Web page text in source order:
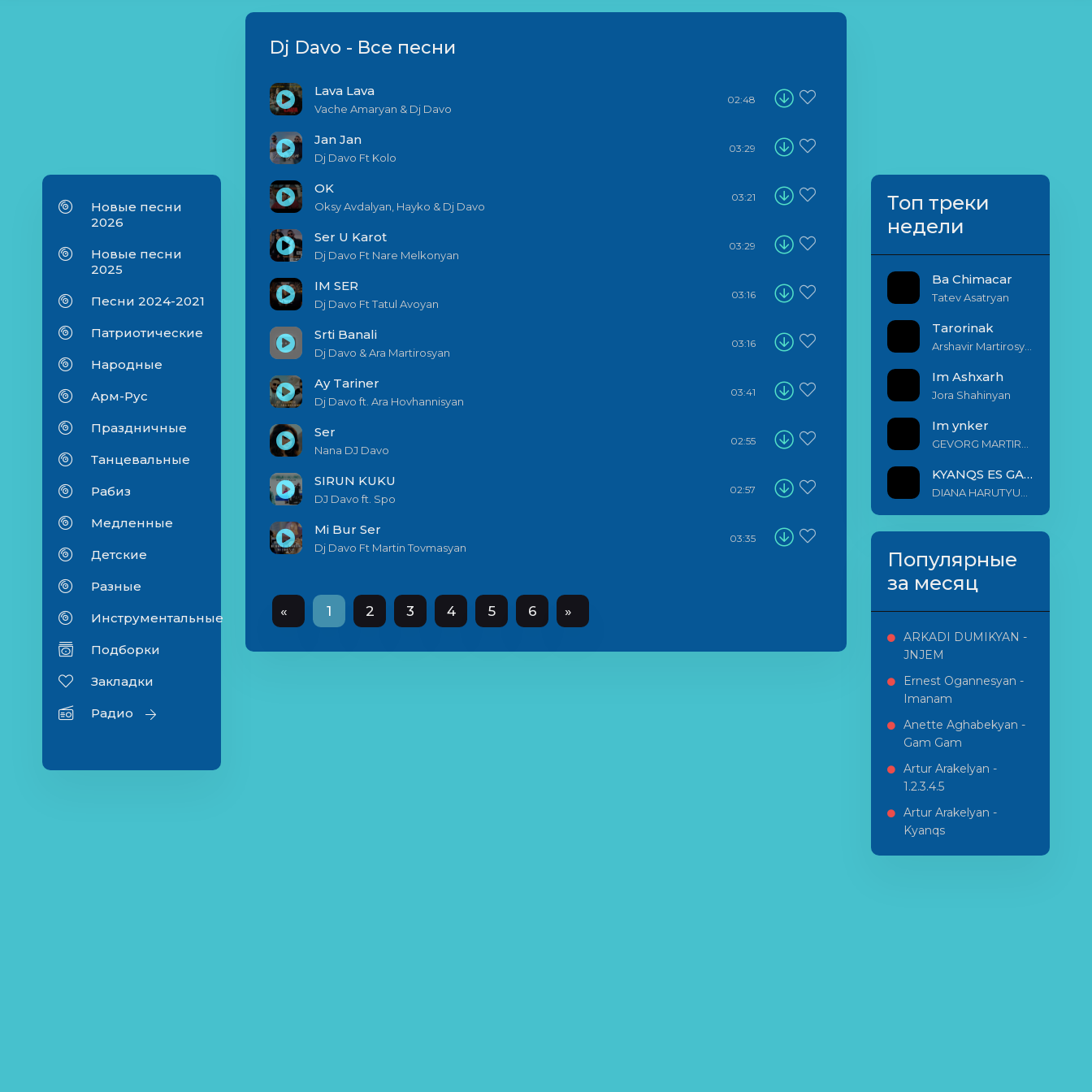
Новые песни
2026
Новые песни
2025
Песни 2024-2021
Патриотические
Народные
Арм-Рус
Праздничные
Танцевальные
Рабиз
Медленные
Детские
Разные
Инструментальные
Подборки
Закладки
Радио
Dj Davo - Все песни
Lava Lava
Vache Amaryan & Dj Davo
02:48
Jan Jan
Dj Davo Ft Kolo
03:29
OK
Oksy Avdalyan, Hayko & Dj Davo
03:21
Ser U Karot
Dj Davo Ft Nare Melkonyan
03:29
IM SER
Dj Davo Ft Tatul Avoyan
03:16
Srti Banali
Dj Davo & Ara Martirosyan
03:16
Ay Tariner
Dj Davo ft. Ara Hovhannisyan
03:41
Ser
Nana DJ Davo
02:55
SIRUN KUKU
DJ Davo ft. Spo
02:57
Mi Bur Ser
Dj Davo Ft Martin Tovmasyan
03:35
« 1 2 3 4 5 6 »
Топ треки
недели
Ba Chimacar
Tatev Asatryan
Tarorinak
Im Ashxarh
Jora Shahinyan
Im ynker
KYANQS ES GALIS EM
Популярные
за месяц
ARKADI DUMIKYAN -
JNJEM
Ernest Ogannesyan -
Imanam
Anette Aghabekyan -
Gam Gam
Artur Arakelyan -
1.2.3.4.5
Artur Arakelyan -
Kyanqs